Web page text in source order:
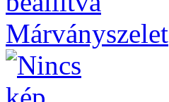
Márványszelet